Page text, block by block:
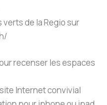
de la Regio sur
recenser les espaces
Internet convivial